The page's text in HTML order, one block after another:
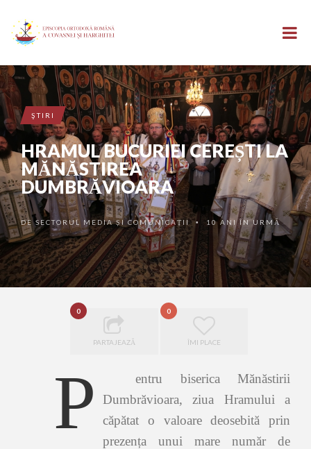
ŞTIRI
HRAMUL BUCURIEI CEREȘTI LA
MĂNĂSTIREA
DUMBRĂVIOARA
DESECTORUL MEDIA ȘI COMUNICAȚII • 10 ANI ÎN URMĂ
0
PARTAJEAZĂ
0
ÎMI PLACE
P
entru biserica Mănăstirii
Dumbrăvioara, ziua Hramului a
căpătat o valoare deosebită prin
prezența unui mare număr de